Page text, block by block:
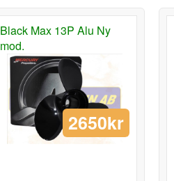
Black Max 13P Alu Ny
mod.
2650kr